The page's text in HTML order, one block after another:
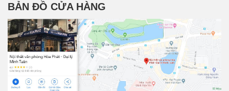
BẢN ĐỒ CỬA HÀNG